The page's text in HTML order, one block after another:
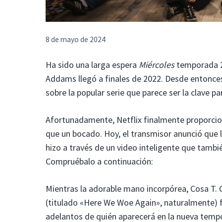
8 de mayo de 2024
Ha sido una larga espera Miércolestemporada
Addams llegó a finales de 2022. Desde
sobre la popular serie que parece ser la clave
Afortunadamente, Netflix finalmente
que un bocado. Hoy, el transmisor anunció
hizo a través de un video inteligente que
Compruébalo a continuación:
Mientras la adorable mano incorpórea, Cosa T.
(titulado «Here We Woe Again»,
adelantos de quién aparecerá en la nueva